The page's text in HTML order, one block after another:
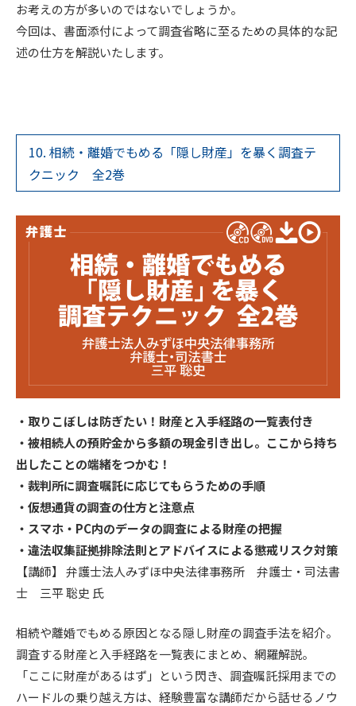
お考えの方が多いのではないでしょうか。
今回は、書面添付によって調査省略に至るための具体的な記
述の仕方を解説いたします。
10. 相続・離婚でもめる「隠し財産」を暴く調査テ
クニック 全2巻
・取りこぼしは防ぎたい！財産と入手経路の一覧表付き
・被相続人の預貯金から多額の現金引き出し。ここから持ち
出したことの端緒をつかむ！
・裁判所に調査嘱託に応じてもらうための手順
・仮想通貨の調査の仕方と注意点
・スマホ・PC内のデータの調査による財産の把握
・違法収集証拠排除法則とアドバイスによる懲戒リスク対策
【講師】 弁護士法人みずほ中央法律事務所 弁護士・司法書
士 三平 聡史 氏
相続や離婚でもめる原因となる隠し財産の調査手法を紹介。
調査する財産と入手経路を一覧表にまとめ、網羅解説。
「ここに財産があるはず」という閃き、調査嘱託採用までの
ハードルの乗り越え方は、経験豊富な講師だから話せるノウ